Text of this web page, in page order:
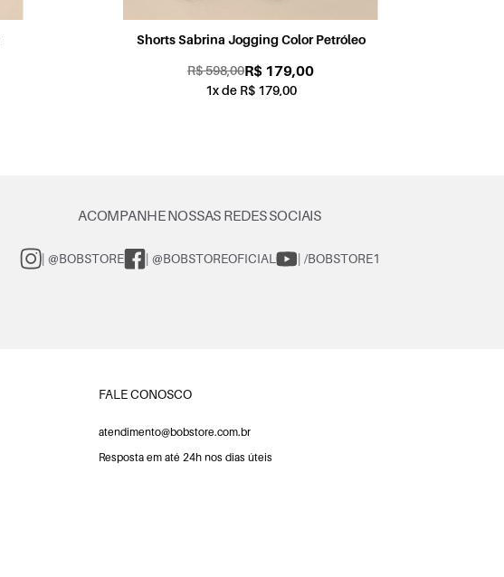
Shorts Sabrina Jogging Color Petróleo
R$ 598,00R$ 179,00
1x de R$ 179,00
ACOMPANHE NOSSAS REDES SOCIAIS
| @BOBSTORE | @BOBSTOREOFICIAL | /BOBSTORE1
FALE CONOSCO
atendimento@bobstore.com.br
Resposta em até 24h nos dias úteis